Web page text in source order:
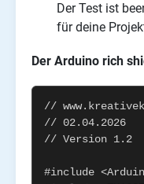
Der Test ist
für deine
Der Arduino rich